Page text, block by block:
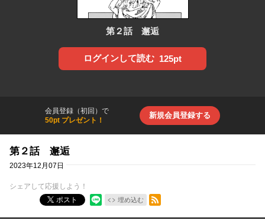
第２話 邂逅
ログインして読む 125pt
会員登録（初回）で
50pt プレゼント！
新規会員登録する
第２話 邂逅
2023年12月07日
シェアして応援しよう！
ポスト
埋め込む
RSSフィード